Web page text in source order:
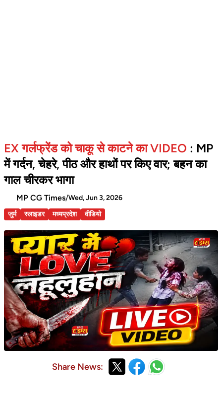
EX गर्लफ्रेंड को चाकू से काटने का VIDEO : MP
में गर्दन, चेहरे, पीठ और हाथों पर किए वार; बहन का
गाल चीरकर भागा
MP CG Times/Wed, Jun 3, 2026
जुर्म
स्लाइडर मध्यप्रदेश वीडियो
Share News: